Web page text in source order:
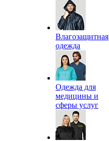
Влагозащитная
одежда
Одежда для
медицины и
сферы услуг